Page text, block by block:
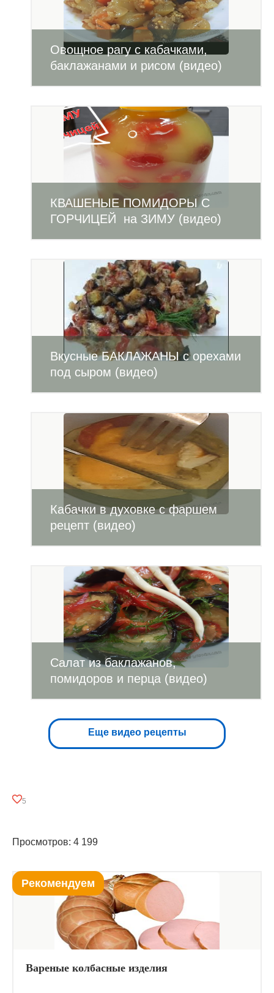
Овощное рагу с кабачками,
баклажанами и рисом (видео)
КВАШЕНЫЕ ПОМИДОРЫ С
ГОРЧИЦЕЙ на ЗИМУ (видео)
Вкусные БАКЛАЖАНЫ с орехами
под сыром (видео)
Кабачки в духовке с фаршем
рецепт (видео)
Салат из баклажанов,
помидоров и перца (видео)
Еще видео рецепты
5
Просмотров: 4 199
Рекомендуем
Вареные колбасные изделия